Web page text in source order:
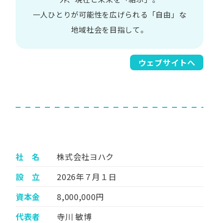
一人​ひとりが​可能性を​広げられる 「自由」な​
地域社会を​目指して。​
ウェブサイトへ
社 名
株式会社ヨハク
設 立
2026年７月１日
資本金
8,000,000円
代表者
寺川 敏博